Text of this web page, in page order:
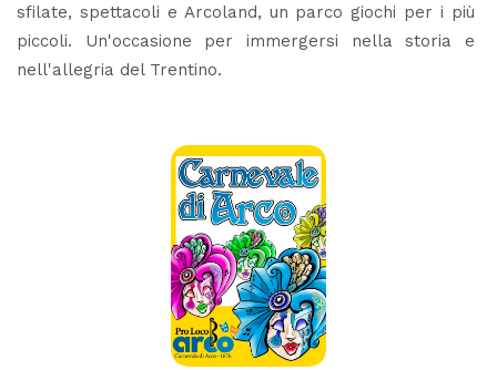
sfilate, spettacoli e Arcoland, un parco giochi per i più
piccoli. Un'occasione per immergersi nella storia e
nell'allegria del Trentino.